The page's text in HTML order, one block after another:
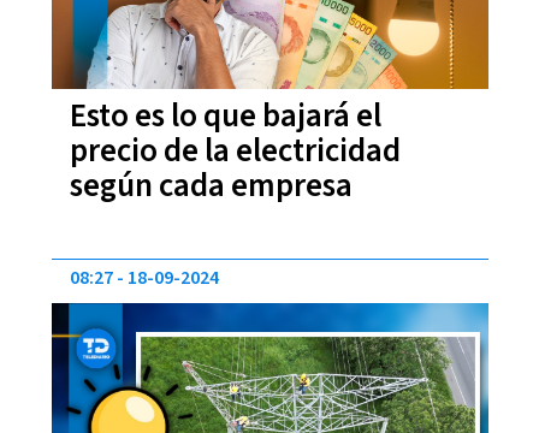
Esto es lo que bajará el
precio de la electricidad
según cada empresa
08:27 18-09-2024